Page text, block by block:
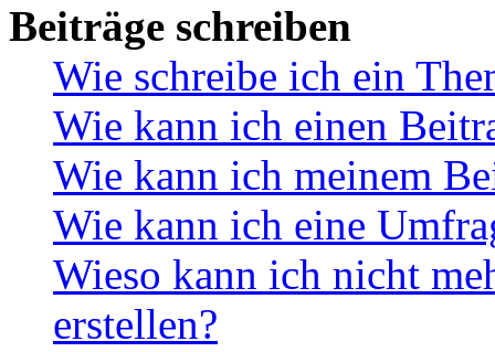
Beiträge schreiben
Wie schreibe ich ein
Wie kann ich einen
Wie kann ich meinem
Wie kann ich eine
Wieso kann ich nicht
erstellen?